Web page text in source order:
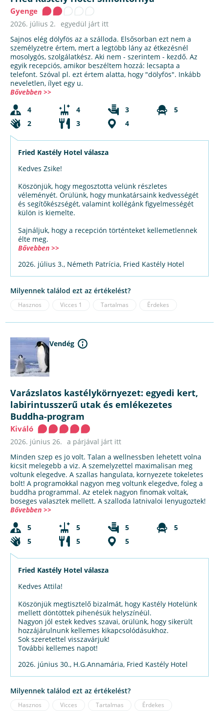
Gyenge
2026. július 2.
egyedül járt itt
Sajnos elég dölyfös az a szálloda. Elsősorban ezt nem a
személyzetre értem, mert a legtöbb lány az étkezésnél
mosolygós, szolgálatkész. Aki nem - szerintem - kezdő. Az
egyik recepciós, amikor beszéltem hozzá: lecsapta a
telefont. Szóval pl. ezt értem alatta, hogy "dölyfös". Inkább
neveletlen, ílyet egy u.
Bővebben >>
4
4 3
5
2
3 4
Fried Kastély Hotel válasza
Kedves Zsike!
Köszönjük, hogy megosztotta velünk részletes
véleményét. Örülünk, hogy munkatársaink kedvességét
és segítőkészségét, valamint kollégánk figyelmességét
külön is kiemelte.
Sajnáljuk, hogy a recepción történteket kellemetlennek
élte meg.
Bővebben >>
2026. július 3., Németh Patrícia, Fried Kastély Hotel
Milyennek találod ezt az értékelést?
Hasznos Vicces 1 Tartalmas Érdekes
Vendég
Varázslatos kastélykörnyezet: egyedi kert,
labirintusszerű utak és emlékezetes
Buddha-program
Kiváló
2026. június 26. a párjával járt itt
Minden szep es jo volt. Talan a wellnessben lehetett volna
kicsit melegebb a viz. A szemelyzettel maximalisan meg
voltunk elegedve. A szallas hangulata, kornyezete tokeletes
bolt! A programokkal nagyon meg voltunk elegedve, foleg a
buddha programmal. Az etelek nagyon finomak voltak,
boseges valasztek mellett. A szalloda latnivaloi lenyugoztek!
Bővebben >>
5
5 5
5
5
5 5
Fried Kastély Hotel válasza
Kedves Attila!
Köszönjük megtisztelő bizalmát, hogy Kastély Hotelünk
mellett döntöttek pihenésük helyszínéül.
Nagyon jól estek kedves szavai, örülünk, hogy sikerült
hozzájárulnunk kellemes kikapcsolódásukhoz.
Sok szeretettel visszavárjuk!
További kellemes napot!
2026. június 30., H.G.Annamária, Fried Kastély Hotel
Milyennek találod ezt az értékelést?
Hasznos Vicces Tartalmas Érdekes